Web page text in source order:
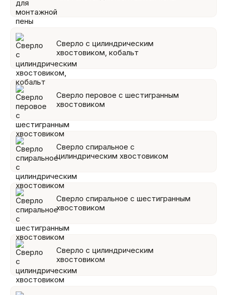
Сверло с цилиндрическим
хвостовиком, кобальт
Сверло перовое с шестигранным
хвостовиком
Сверло спиральное с
цилиндрическим хвостовиком
Сверло спиральное с шестигранным
хвостовиком
Сверло с цилиндрическим
хвостовиком